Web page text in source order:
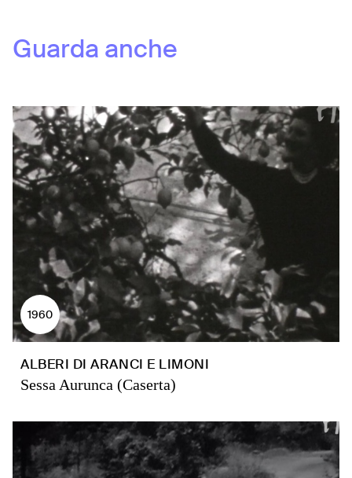
Guarda anche
1960
ALBERI DI ARANCI E LIMONI
Sessa Aurunca (Caserta)